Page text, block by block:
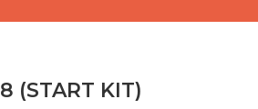
(START KIT)